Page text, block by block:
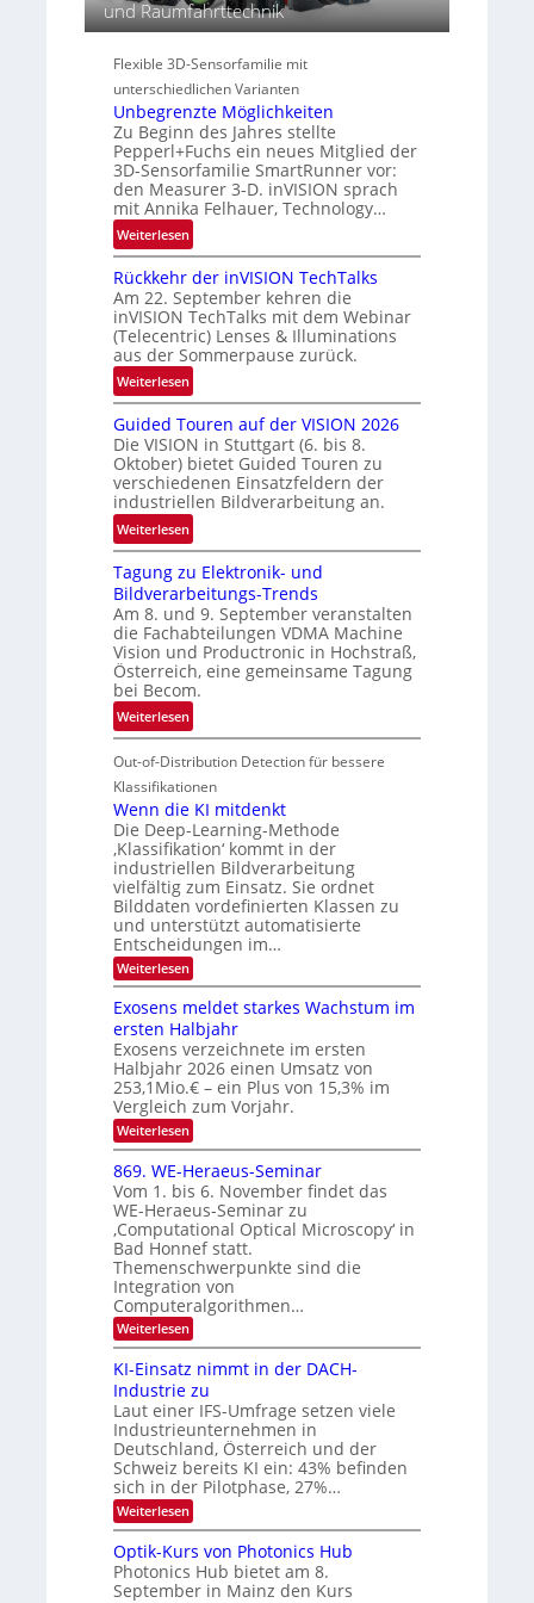
e
-
B
-
R
u
n
d
e
i
n
t
r
N
e
w
s
‘
und Raumfahrttechnik
Flexible 3D-Sensorfamilie mit
unterschiedlichen Varianten
Unbegrenzte Möglichkeiten
Zu Beginn des Jahres stellte
Pepperl+Fuchs ein neues Mitglied der
3D-Sensorfamilie SmartRunner vor:
den Measurer 3-D. inVISION sprach
mit Annika Felhauer, Technology…
Weiterlesen:
U
n
b
e
g
r
e
z
t
e
M
ö
g
l
i
c
h
k
e
t
e
Rückkehr der inVISION TechTalks
Am 22. September kehren die
inVISION TechTalks mit dem Webinar
(Telecentric) Lenses & Illuminations
aus der Sommerpause zurück.
Weiterlesen:
R
ü
c
k
k
e
h
d
e
r
i
n
V
I
S
I
O
N
T
e
c
h
T
a
l
k
s
Guided Touren auf der VISION 2026
Die VISION in Stuttgart (6. bis 8.
Oktober) bietet Guided Touren zu
verschiedenen Einsatzfeldern der
industriellen Bildverarbeitung an.
Weiterlesen:
G
u
i
d
e
d
T
o
u
r
a
u
d
e
r
V
I
S
I
O
N
2
0
2
6
Tagung zu Elektronik- und
Bildverarbeitungs-Trends
Am 8. und 9. September veranstalten
die Fachabteilungen VDMA Machine
Vision und Productronic in Hochstraß,
Österreich, eine gemeinsame Tagung
bei Becom.
Weiterlesen:
T
a
g
u
n
g
z
u
E
l
e
k
t
r
o
n
k
-
u
n
d
B
i
l
d
v
e
r
a
r
b
e
i
t
u
n
g
s
Out-of-Distribution Detection für bessere
Klassifikationen
Wenn die KI mitdenkt
Die Deep-Learning-Methode
‚Klassifikation‘ kommt in der
industriellen Bildverarbeitung
vielfältig zum Einsatz. Sie ordnet
Bilddaten vordefinierten Klassen zu
und unterstützt automatisierte
Entscheidungen im…
Weiterlesen:
W
n
n
d
i
e
K
I
m
i
t
d
e
n
k
t
Exosens meldet starkes Wachstum im
ersten Halbjahr
Exosens verzeichnete im ersten
Halbjahr 2026 einen Umsatz von
253,1Mio.€ – ein Plus von 15,3% im
Vergleich zum Vorjahr.
Weiterlesen:
E
x
o
s
e
n
s
m
e
l
d
e
t
s
t
a
r
k
e
s
W
a
c
h
s
t
u
m
869. WE-Heraeus-Seminar
Vom 1. bis 6. November findet das
WE-Heraeus-Seminar zu
‚Computational Optical Microscopy‘ in
Bad Honnef statt.
Themenschwerpunkte sind die
Integration von
Computeralgorithmen…
Weiterlesen:
8
9
.
W
E
-
H
e
r
a
e
u
s
-
S
KI-Einsatz nimmt in der DACH-
Industrie zu
Laut einer IFS-Umfrage setzen viele
Industrieunternehmen in
Deutschland, Österreich und der
Schweiz bereits KI ein: 43% befinden
sich in der Pilotphase, 27%…
Weiterlesen:
K
-
E
i
Optik-Kurs von Photonics Hub
Photonics Hub bietet am 8.
September in Mainz den Kurs